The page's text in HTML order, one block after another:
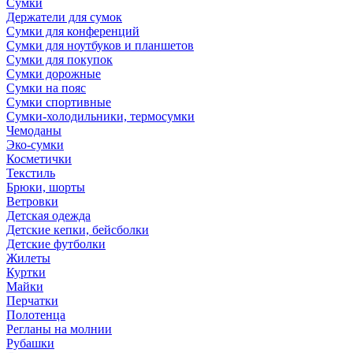
Сумки
Держатели для сумок
Сумки для конференций
Сумки для ноутбуков и планшетов
Сумки для покупок
Сумки дорожные
Сумки на пояс
Сумки спортивные
Сумки-холодильники, термосумки
Чемоданы
Эко-сумки
Косметички
Текстиль
Брюки, шорты
Ветровки
Детская одежда
Детские кепки, бейсболки
Детские футболки
Жилеты
Куртки
Майки
Перчатки
Полотенца
Регланы на молнии
Рубашки